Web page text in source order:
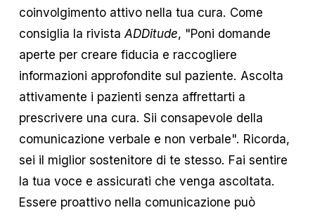
coinvolgimento attivo nella tua cura. Come
consiglia la rivista ADDitude, "Poni domande
aperte per creare fiducia e raccogliere
informazioni approfondite sul paziente. Ascolta
attivamente i pazienti senza affrettarti a
prescrivere una cura. Sii consapevole della
comunicazione verbale e non verbale". Ricorda,
sei il miglior sostenitore di te stesso. Fai sentire
la tua voce e assicurati che venga ascoltata.
Essere proattivo nella comunicazione può